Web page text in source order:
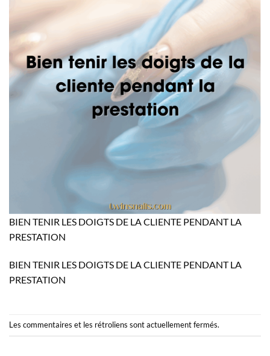
BIEN TENIR LES DOIGTS DE LA CLIENTE PENDANT LA
PRESTATION
BIEN TENIR LES DOIGTS DE LA CLIENTE PENDANT LA
PRESTATION
Les commentaires et les rétroliens sont actuellement fermés.